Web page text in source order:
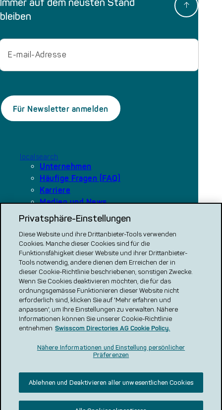
Immer auf dem neusten Stand
bleiben
Email
localsearch
Unternehmen
Häufige Fragen (FAQ)
Karriere
Medien und News
Unsere Plattformen
local.ch
search.ch
VERGLEICH CH
renovero
Localcities
Bewertungsrichtlinien
Privatsphäre-Einstellungen
Diese Website und ihre Drittanbieter-Tools verwenden
Cookies. Manche dieser Cookies sind für die
Funktionsfähigkeit dieser Website und ihrer Drittanbieter-
Tools notwendig, andere dienen dem Erreichen der in
dieser Cookie-Richtlinie beschriebenen, sonstigen Zwecke.
Wenn Sie Cookies deaktivieren möchten, die für das
ordnungsgemässe Funktionieren dieser Website nicht
erforderlich sind, klicken Sie auf 'Mehr erfahren und
anpassen', um Ihre Einstellungen zu verwalten. Nähere
Informationen können Sie unserer Cookie-Richtlinie
entnehmen Swisscom Directories AG Cookie Policy.
Nähere Informationen und Einstellung persönlicher
Präferenzen
Ablehnen und Deaktivieren aller unwesentlichen Cookies